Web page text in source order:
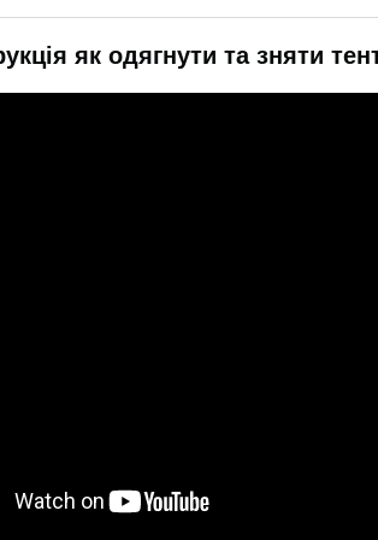
як одягнути та зняти